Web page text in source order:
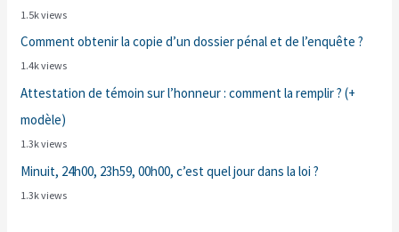
1.5k views
Comment obtenir la copie d’un dossier pénal et de l’enquête ?
1.4k views
Attestation de témoin sur l’honneur : comment la remplir ? (+
modèle)
1.3k views
Minuit, 24h00, 23h59, 00h00, c’est quel jour dans la loi ?
1.3k views